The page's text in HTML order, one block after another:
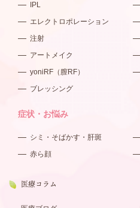
IPL
エレクトロポレーション
注射
アートメイク
yoniRF（膣RF）
ブレッシング
症状・お悩み
シミ・そばかす・肝斑
赤ら顔
医療コラム